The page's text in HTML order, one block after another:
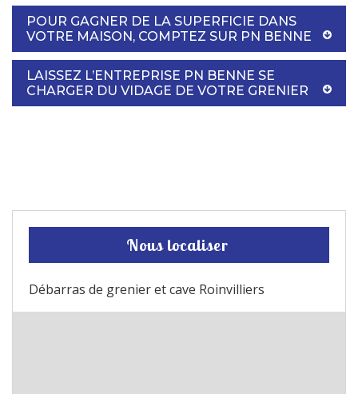
POUR GAGNER DE LA SUPERFICIE DANS
VOTRE MAISON, COMPTEZ SUR PN BENNE
LAISSEZ L’ENTREPRISE PN BENNE SE
CHARGER DU VIDAGE DE VOTRE GRENIER
Nous localiser
Débarras de grenier et cave Roinvilliers